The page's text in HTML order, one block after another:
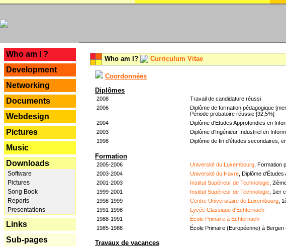
Who am I ?
Development
Networking
Documents
Webdesign
Pictures
Music
Downloads
Software
Pictures
Song Book
Reports
Presentations
Links
Sub-pages
Who am I? Curriculum Vitae
Coordonnées
Diplômes
2008
Travail de candidature réussi
2006
Diplôme de formation pédagogique
Période probatoire réussie [92,5%]
2004
Diplôme d'Etudes Approfondies en
2003
Diplôme d'Ingénieur Industriel en
1998
Diplôme de fin d'études secondaires,
Formation
2005-2006 Université du Luxembourg , Formation
2003-2004
Université du Havre , Diplôme
2001-2003
Institut Supérieur de Technologie ,
1999-2001
Institut Supérieur de Technologie , 1ier
1998-1999
Centre Universitaire de Luxembourg ,
1991-1998
Lycée Classique d'Echternach
1988-1991
École Primaire à Echternach
1985-1988
École Primaire (Européenne) à Bergen
Travaux de vacances